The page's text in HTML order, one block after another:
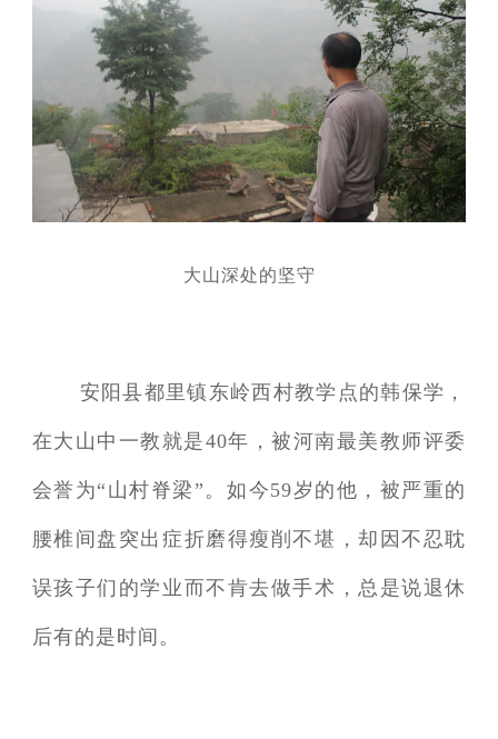
大山深处的坚守
安阳县都里镇东岭西村教学点的韩保学，
在大山中一教就是40年，被河南最美教师评委
会誉为“山村脊梁”。如今59岁的他，被严重的
腰椎间盘突出症折磨得瘦削不堪，却因不忍耽
误孩子们的学业而不肯去做手术，总是说退休
后有的是时间。